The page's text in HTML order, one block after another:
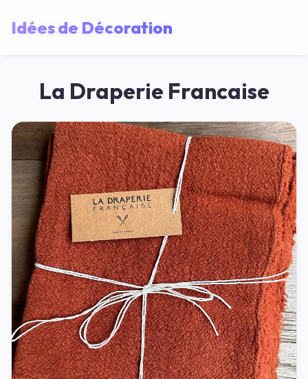
Idées de Décoration
La Draperie Francaise